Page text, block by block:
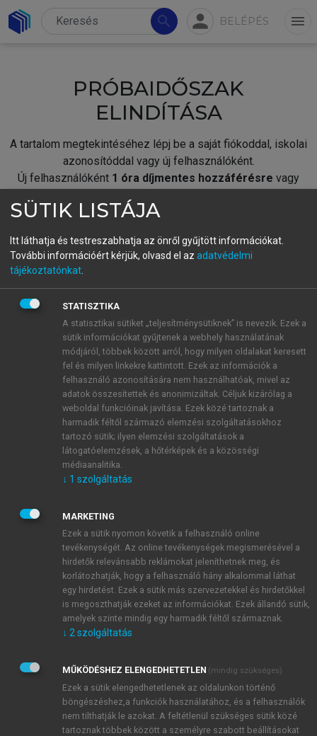
search person BELÉPÉS menu
PRÓBAIDŐSZAK
ELINDÍTÁSA
A tartalom megtekintéséhez lépj be a saját fiókoddal, iskolai
azonosítóddal vagy új felhasználóként.
Új felhasználóként 1 óra díjmentes hozzáférésre vagy
fiókoddal,vagy hozz létre új fiókot.
A regisztráció után apróbaidőszakautomatikusan
BELÉPÉS SAJÁT FIÓKKAL
ÚJ FIÓK LÉTREHOZÁSA
1 óra díjmentes hozzáférés
E-MAIL-CÍM
JELSZÓ
JELSZÓ ÚJRA
Kérek értesítést a MeRSZ újdonságairól, akcióiról.
Kérek értesítést az Akadémiai Kiadó Zrt. újdonságairól,
Adatkezelési tájékoztatóbanfoglaltakat tudomásul
veszem és elfogadom.
Általános vásárlási feltételeket, valamint a szotar.netés a
mersz.huoldalak licencszerződéseiben foglaltakat
tudomásul veszem és elfogadom.
SÜTIK LISTÁJA
Itt láthatja és testreszabhatja az önről gyűjtött információkat.
További információért kérjük, olvasd el az adatvédelmi
tájékoztatónkat
STATISZTIKA
A statisztikai sütiket „teljesítménysütiknek” is nevezik. Ezek a
sütik információkat gyűjtenek a webhely használatának
módjáról, többek között arról, hogy milyen oldalakat keresett
fel és milyen linkekre kattintott. Ezek az információk a
felhasználó azonosítására nem használhatóak, mivel az
adatok összesítettek és anonimizáltak. Céljuk kizárólag a
weboldal funkcióinak javítása. Ezek közé tartoznak a
harmadik féltől származó elemzési szolgáltatásokhoz
tartozó sütik; ilyen elemzési szolgáltatások a
látogatóelemzések, a hőtérképek és a közösségi
médiaanalitika.
↓ 1 szolgáltatás
MARKETING
Ezek a sütik nyomon követik a felhasználó online
tevékenységét. Az online tevékenységek megismerésével a
hirdetők relevánsabb reklámokat jeleníthetnek meg, és
korlátozhatják, hogy a felhasználó hány alkalommal láthat
egy hirdetést. Ezek a sütik más szervezetekkel és hirdetőkkel
is megoszthatják ezeket az információkat. Ezek állandó sütik,
amelyek szinte mindig egy harmadik féltől származnak.
↓ 2 szolgáltatás
MŰKÖDÉSHEZ ELENGEDHETETLEN (mindig szükséges)
Ezek a sütik elengedhetetlenek az oldalunkon történő
böngészéshez,a funkciók használatához, és a felhasználók
nem tilthatják le azokat. A feltétlenül szükséges sütik közé
tartoznak többek között a személyre szabott beállításokat